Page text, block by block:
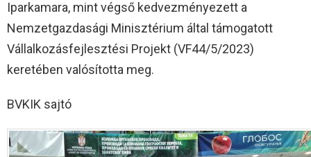
Iparkamara, mint végső kedvezményezett a
Nemzetgazdasági Minisztérium által támogatott
Vállalkozásfejlesztési Projekt (VF44/5/2023)
keretében valósította meg.
BVKIK sajtó